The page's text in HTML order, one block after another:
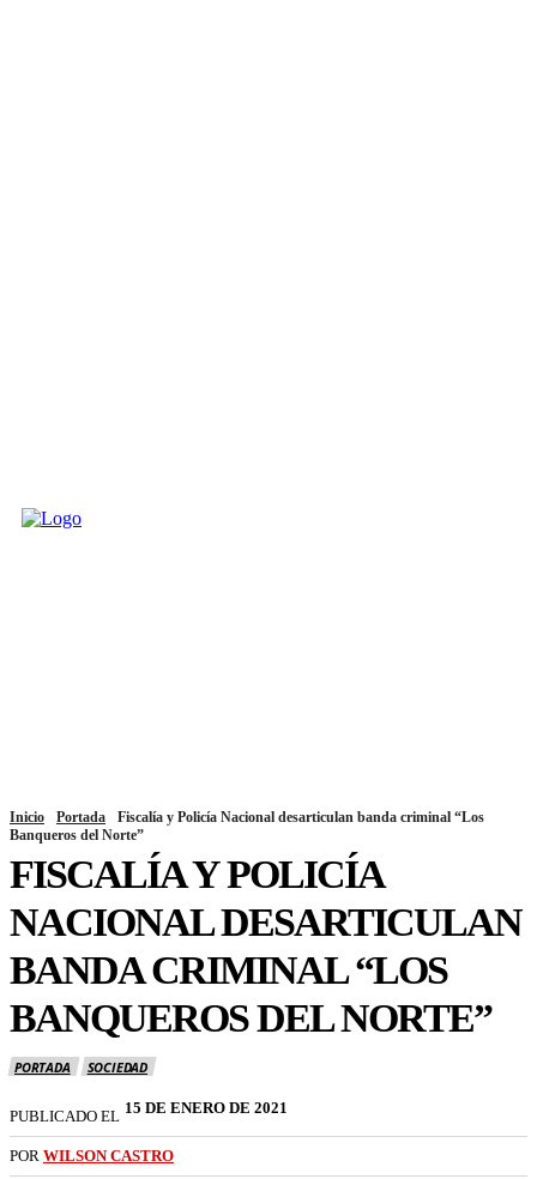
Inicio Portada
Fiscalía y Policía Nacional desarticulan banda criminal “Los
Banqueros del Norte”
FISCALÍA Y POLICÍA
NACIONAL DESARTICULAN
BANDA CRIMINAL “LOS
BANQUEROS DEL NORTE”
PORTADA SOCIEDAD
PUBLICADO EL 15 DE ENERO DE 2021
POR WILSON CASTRO